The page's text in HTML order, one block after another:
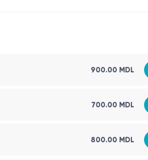
900.00 MDL
700.00 MDL
800.00 MDL